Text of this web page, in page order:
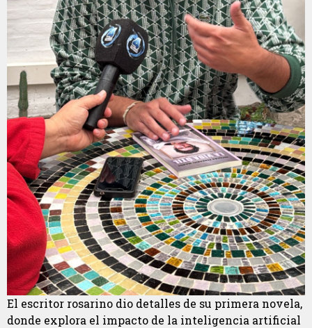
El escritor rosarino dio detalles de su primera novela,
donde explora el impacto de la inteligencia artificial